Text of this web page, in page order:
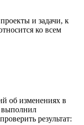
и задачи, к
ко всем
об изменениях в
выполнил
результат: